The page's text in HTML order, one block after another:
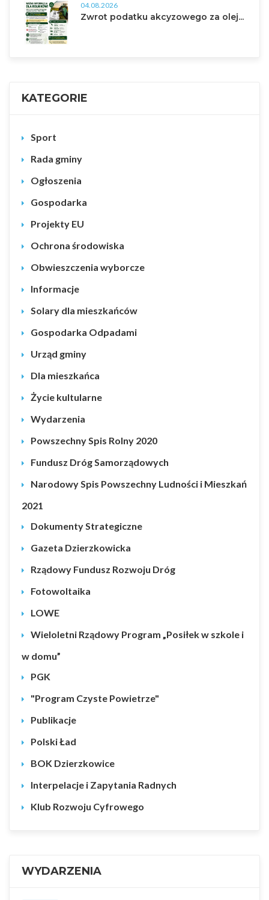
04.08.2026
Zwrot podatku akcyzowego za olej...
KATEGORIE
Sport
Rada gminy
Ogłoszenia
Gospodarka
Projekty EU
Ochrona środowiska
Obwieszczenia wyborcze
Informacje
Solary dla mieszkańców
Gospodarka Odpadami
Urząd gminy
Dla mieszkańca
Życie kultularne
Wydarzenia
Powszechny Spis Rolny 2020
Fundusz Dróg Samorządowych
Narodowy Spis Powszechny Ludności i Mieszkań
2021
Dokumenty Strategiczne
Gazeta Dzierzkowicka
Rządowy Fundusz Rozwoju Dróg
Fotowoltaika
LOWE
Wieloletni Rządowy Program „Posiłek w szkole i
w domu”
PGK
"Program Czyste Powietrze"
Publikacje
Polski Ład
BOK Dzierzkowice
Interpelacje i Zapytania Radnych
Klub Rozwoju Cyfrowego
WYDARZENIA